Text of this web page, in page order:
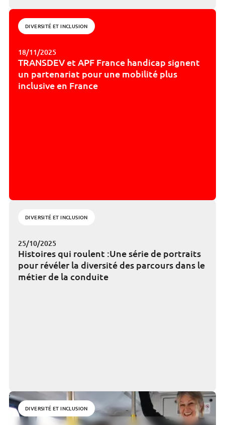
DIVERSITÉ ET INCLUSION
18/11/2025
TRANSDEV et APF France handicap signent
un partenariat pour une mobilité plus
inclusive en France
DIVERSITÉ ET INCLUSION
25/10/2025
Histoires qui roulent :Une série de portraits
pour révéler la diversité des parcours dans le
métier de la conduite
DIVERSITÉ ET INCLUSION